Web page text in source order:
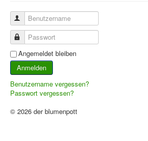
Benutzername
Passwort
Angemeldet bleiben
Anmelden
Benutzername vergessen?
Passwort vergessen?
© 2026 der blumenpott